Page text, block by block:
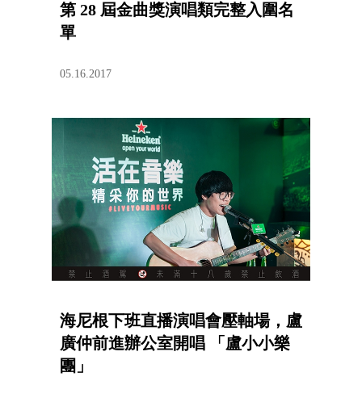
第 28 屆金曲獎演唱類完整入圍名
單
05.16.2017
海尼根下班直播演唱會壓軸場，盧
廣仲前進辦公室開唱 「盧小小樂
團」